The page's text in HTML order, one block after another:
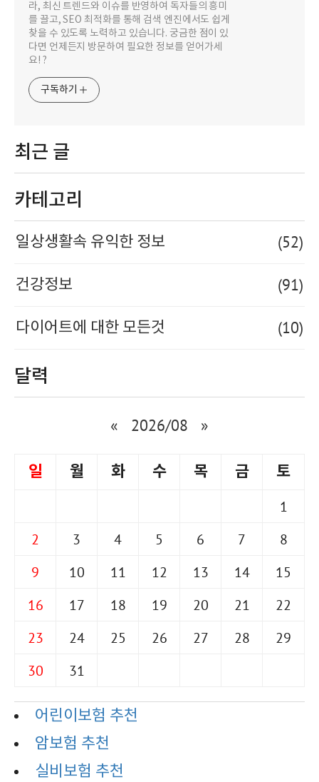
라, 최신 트렌드와 이슈를 반영하여 독자들의 흥미
를 끌고, SEO 최적화를 통해 검색 엔진에서도 쉽게
찾을 수 있도록 노력하고 있습니다. 궁금한 점이 있
다면 언제든지 방문하여 필요한 정보를 얻어가세
요! ?
구독하기
최근 글
카테고리
일상생활속 유익한 정보 (52)
건강정보 (91)
다이어트에 대한 모든것 (10)
달력
« 2026/08 »
일 월 화 수 목 금 토
1
2
3 4 5 6 7
8
9
10 11 12 13 14
15
16
17 18 19 20 21
22
23
24 25 26 27 28
29
30
31
어린이보험 추천
암보험 추천
실비보험 추천